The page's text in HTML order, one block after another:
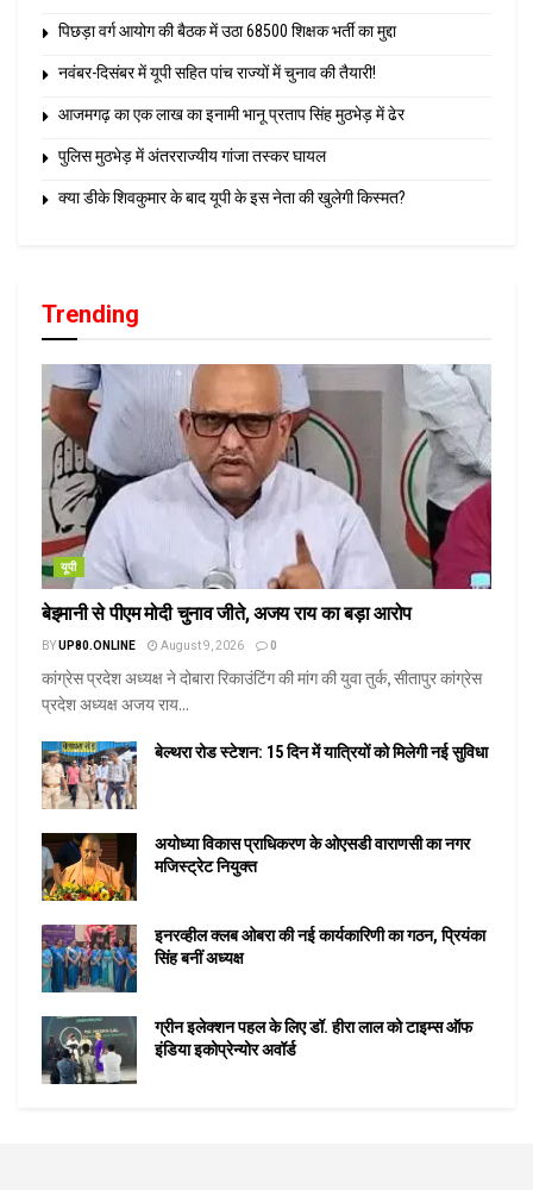
पिछड़ा वर्ग आयोग की बैठक में उठा 68500 शिक्षक भर्ती का मुद्दा
नवंबर-दिसंबर में यूपी सहित पांच राज्यों में चुनाव की तैयारी!
आजमगढ़ का एक लाख का इनामी भानू प्रताप सिंह मुठभेड़ में ढेर
पुलिस मुठभेड़ में अंतरराज्यीय गांजा तस्कर घायल
क्या डीके शिवकुमार के बाद यूपी के इस नेता की खुलेगी किस्मत?
Trending
यूपी
बेइमानी से पीएम मोदी चुनाव जीते, अजय राय का बड़ा आरोप
BYUP80.ONLINE August 9, 2026 0
कांग्रेस प्रदेश अध्यक्ष ने दोबारा रिकाउंटिंग की मांग की युवा तुर्क, सीतापुर कांग्रेस
प्रदेश अध्यक्ष अजय राय...
बेल्थरा रोड स्टेशन: 15 दिन में यात्रियों को मिलेगी नई सुविधा
अयोध्या विकास प्राधिकरण के ओएसडी वाराणसी का नगर
मजिस्ट्रेट नियुक्त
इनरव्हील क्लब ओबरा की नई कार्यकारिणी का गठन, प्रियंका
सिंह बनीं अध्यक्ष
ग्रीन इलेक्शन पहल के लिए डॉ. हीरा लाल को टाइम्स ऑफ
इंडिया इकोप्रेन्योर अवॉर्ड